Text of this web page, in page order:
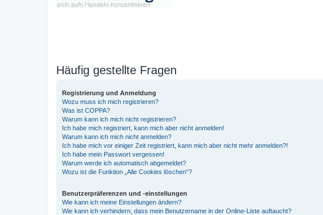
Häufig gestellte Fragen
Registrierung und Anmeldung
Wozu muss ich mich registrieren?
Was ist COPPA?
Warum kann ich mich nicht registrieren?
Ich habe mich registriert, kann mich aber nicht anmelden!
Warum kann ich mich nicht anmelden?
Ich habe mich vor einiger Zeit registriert, kann mich aber nicht mehr anmelden?!
Ich habe mein Passwort vergessen!
Warum werde ich automatisch abgemeldet?
Wozu ist die Funktion „Alle Cookies löschen“?
Benutzerpräferenzen und -einstellungen
Wie kann ich meine Einstellungen ändern?
Wie kann ich verhindern, dass mein Benutzername in der Online-Liste auftaucht?